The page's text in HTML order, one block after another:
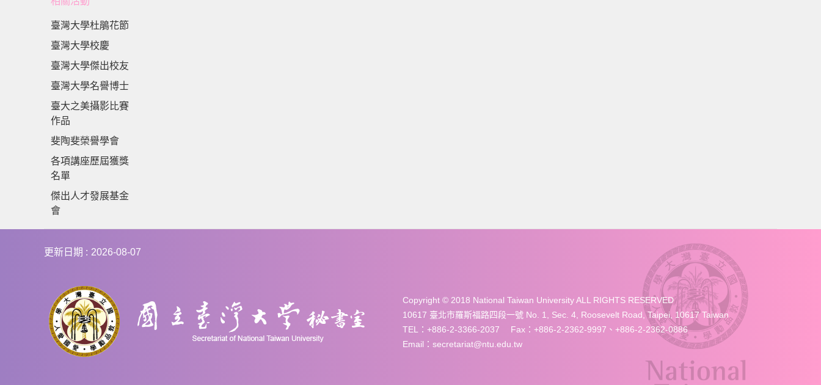
臺灣大學杜鵑花節
臺灣大學校慶
臺灣大學傑出校友
臺灣大學名譽博士
臺大之美攝影比賽
作品
斐陶斐榮譽學會
各項講座歷屆獲獎
名單
傑出人才發展基金
會
更新日期 2026-08-07
Copyright © 2018 National Taiwan University ALL RIGHTS RESERVED
10617 臺北市羅斯福路四段一號 No. 1, Sec. 4, Roosevelt Road, Taipei, 10617 Taiwan
TEL：+886-2-3366-2037 Fax：+886-2-2362-9997、+886-2-2362-0886
Email：secretariat@ntu.edu.tw